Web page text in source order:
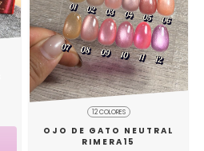
12 COLORES
OJO DE GATO NEUTRAL
RIMERA15